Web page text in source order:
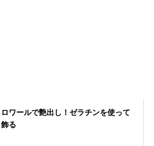
ワールで艶出し！ゼラチンを使って
る